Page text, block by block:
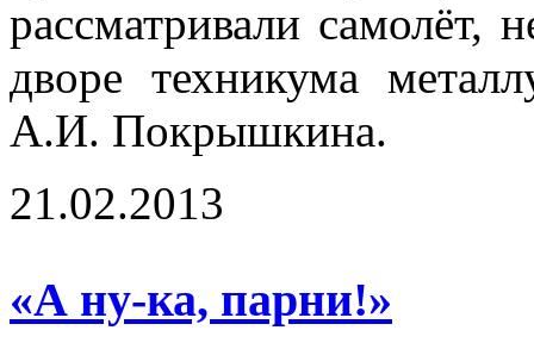
рассматривали самолёт,
дворе техникума
А.И. Покрышкина.
21.02.2013
«А ну-ка, парни!»